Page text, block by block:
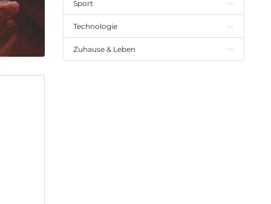
Sport
Technologie
Zuhause & Leben